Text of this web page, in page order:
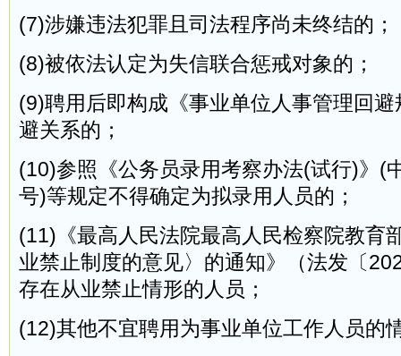
(7)涉嫌违法犯罪且司法程序尚未终结的；
(8)被依法认定为失信联合惩戒对象的；
(9)聘用后即构成《事业单位人事管理回
避关系的；
(10)参照《公务员录用考察办法(试行)》(
号)等规定不得确定为拟录用人员的；
(11)《最高人民法院最高人民检察院教育
业禁止制度的意见〉的通知》（法发〔
存在从业禁止情形的人员；
(12)其他不宜聘用为事业单位工作人员的